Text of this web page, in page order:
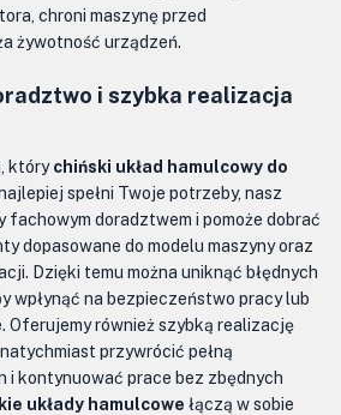
chroni maszynę przed
żywotność urządzeń.
i szybka realizacja
którychiński układ hamulcowy do
spełni Twoje potrzeby, nasz
fachowym doradztwem i pomoże dobrać
dopasowane do modelu maszyny oraz
Dzięki temu można uniknąć błędnych
wpłynąć na bezpieczeństwo pracy lub
Oferujemy również szybką realizację
przywrócić pełną
i kontynuować prace bez zbędnych
układy hamulcowe łączą w sobie